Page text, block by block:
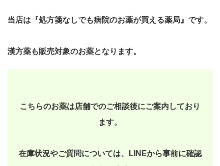
当店は『処方箋なしでも病院のお薬が買える薬局』です。
漢方薬も販売対象のお薬となります。
こちらのお薬は店舗でのご相談後にご案内しており
ます。
在庫状況やご質問については、LINEから事前に確認